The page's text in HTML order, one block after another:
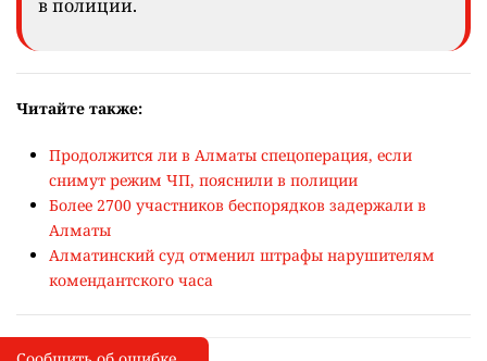
в полиции.
Читайте также:
Продолжится ли в Алматы спецоперация, если
снимут режим ЧП, пояснили в полиции
Более 2700 участников беспорядков задержали в
Алматы
Алматинский суд отменил штрафы нарушителям
комендантского часа
I
Сообщить об опечатке